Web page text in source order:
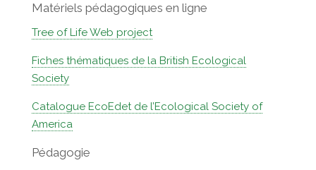
Matériels pédagogiques en ligne
Tree of Life Web project
Fiches thématiques de la British Ecological
Society
Catalogue EcoEdet de l’Ecological Society of
America
Pédagogie